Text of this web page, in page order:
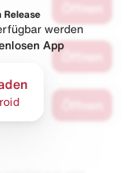
Release
werden
App